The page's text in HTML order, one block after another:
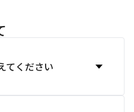
てください